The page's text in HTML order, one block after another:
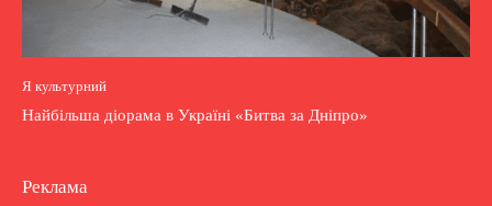
Я культурний
Найбільша діорама в Україні «Битва за Дніпро»
Реклама